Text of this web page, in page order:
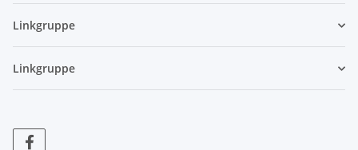
Linkgruppe
Linkgruppe